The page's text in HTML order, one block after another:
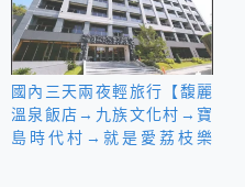
國內三天兩夜輕旅行【馥麗
溫泉飯店→九族文化村→寶
島時代村→就是愛荔枝樂